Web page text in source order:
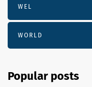
WEL
WORLD
Popular posts